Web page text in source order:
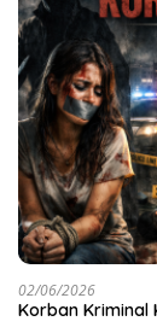
02/06/2026
Korban Kriminal